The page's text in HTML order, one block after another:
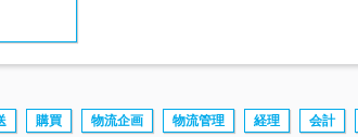
購買 物流企画 物流管理 経理 会計